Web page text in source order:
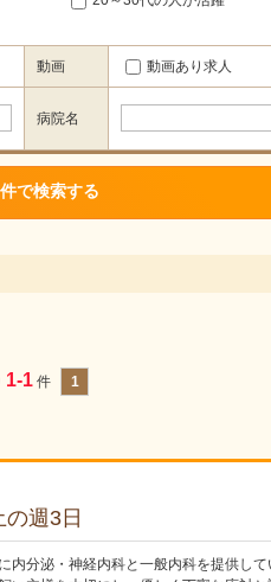
動画 動画あり求人
病院名
1-1 件 1
週3日
内分泌・神経内科と一般内科を提供し